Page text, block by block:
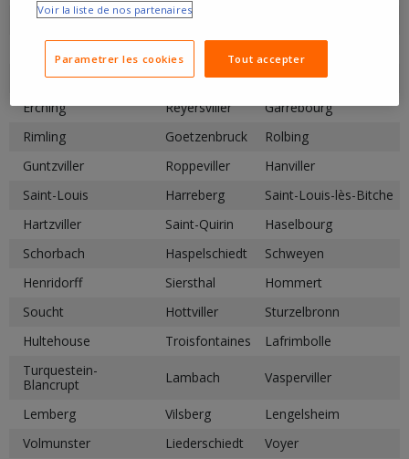
Ormersviller
Dannelbourg
Plaine-de-Walsch
Epping
Rahling
Erching
Reyersviller
Garrebourg
Rimling
Goetzenbruck
Rolbing
Guntzviller
Roppeviller
Hanviller
Saint-Louis
Harreberg
Saint-Louis-lès-Bitche
Hartzviller
Saint-Quirin
Haselbourg
Schorbach
Haspelschiedt
Schweyen
Henridorff
Siersthal
Hommert
Soucht
Hottviller
Sturzelbronn
Hultehouse
Troisfontaines
Lafrimbolle
Turquestein-
Blancrupt
Lambach Vasperviller
Lemberg Vilsberg
Lengelsheim
Volmunster
Liederschiedt
Voyer
Voir la liste de nos partenaires
Parametrer les cookies Tout accepter